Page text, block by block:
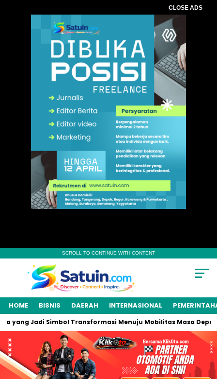
CLOSE ADS
SCROLL TO CONTINUE WITH CONTENT
HOME BISNIS DAERAH INTERNASIONAL
Jadi Simbol Transformasi Menuju Mobilitas Masa Depan